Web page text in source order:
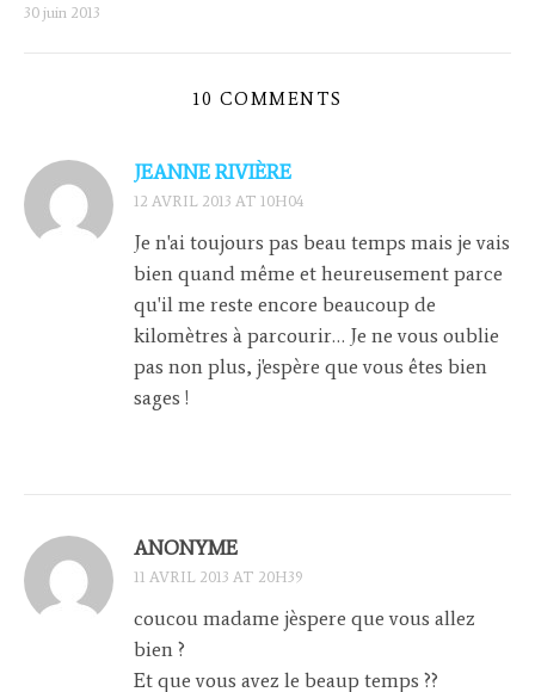
30 juin 2013
10 COMMENTS
JEANNE RIVIÈRE
12 AVRIL 2013 AT 10H04
Je n'ai toujours pas beau temps mais je vais
bien quand même et heureusement parce
qu'il me reste encore beaucoup de
kilomètres à parcourir… Je ne vous oublie
pas non plus, j'espère que vous êtes bien
sages !
ANONYME
11 AVRIL 2013 AT 20H39
coucou madame jèspere que vous allez
bien ?
Et que vous avez le beaup temps ??